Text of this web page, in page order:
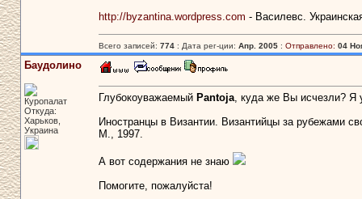
http://byzantina.wordpress.com - Василевс.
Всего записей: 774: Дата рег-ции: Апр. 2005: Отправлено: 04
Баудолино
Куропалат
Откуда:
Харьков,
Украина
Глубокоуважаемый Pantoja, куда же Вы исчезли? Я
Иностранцы в Византии. Византийцы за рубежами
М., 1997.
А вот содержания не знаю
Помогите, пожалуйста!